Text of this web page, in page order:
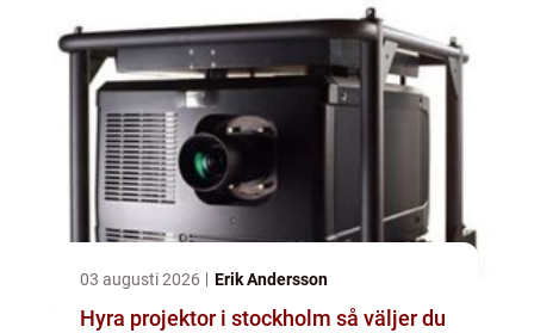
03 augusti 2026 Erik Andersson
Hyra projektor i stockholm så väljer du